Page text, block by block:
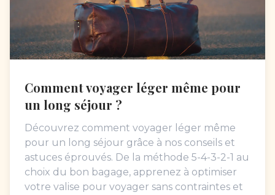
Comment voyager léger même pour
un long séjour ?
Découvrez comment voyager léger même
pour un long séjour grâce à nos conseils et
astuces éprouvés. De la méthode 5-4-3-2-1 au
choix du bon bagage, apprenez à optimiser
votre valise pour voyager sans contraintes et